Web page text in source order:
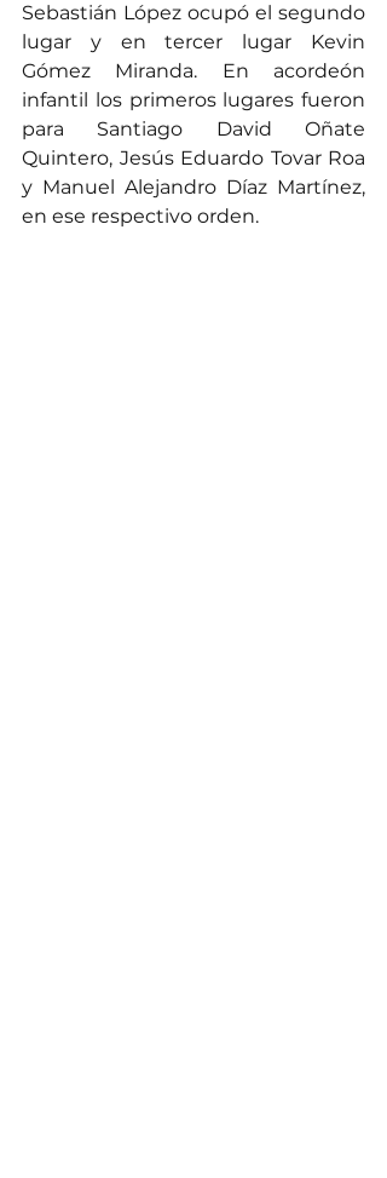
Sebastián López ocupó el segundo
lugar y en tercer lugar Kevin
Gómez Miranda. En acordeón
infantil los primeros lugares fueron
para Santiago David Oñate
Quintero, Jesús Eduardo Tovar Roa
y Manuel Alejandro Díaz Martínez,
en ese respectivo orden.